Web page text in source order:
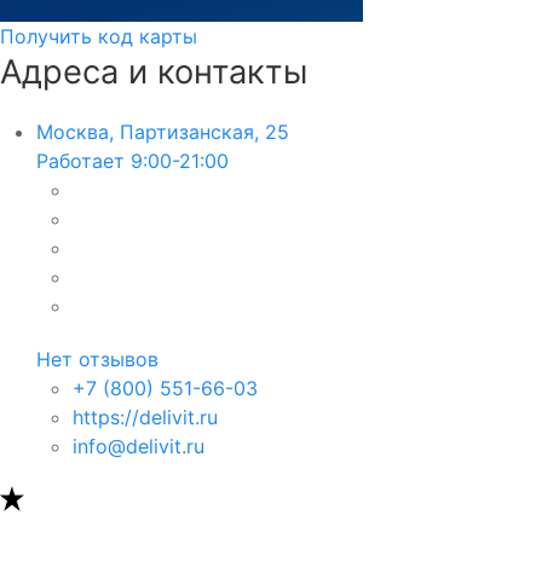
Получить код карты
Адреса и контакты
Москва, Партизанская, 25
Работает 9:00-21:00
Нет отзывов
+7 (800) 551-66-03
https://delivit.ru
info@delivit.ru